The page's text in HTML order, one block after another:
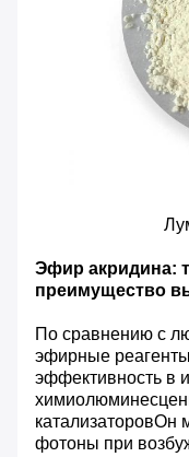
Эфир акридина:
преимущество
По сравнению с
эфирные
эффективность в
катализаторовОн
фотоны при